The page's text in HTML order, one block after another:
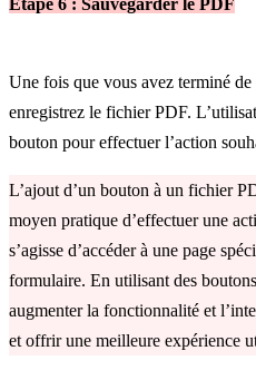
Étape 6 : Sauvegarder le PDF
Une fois que vous avez terminé
enregistrez le fichier PDF.
bouton pour effectuer l’action
L’ajout d’un bouton à un fichier
moyen pratique d’effectuer une
s’agisse d’accéder à une page
formulaire. En utilisant des
augmenter la fonctionnalité et
et offrir une meilleure expérience